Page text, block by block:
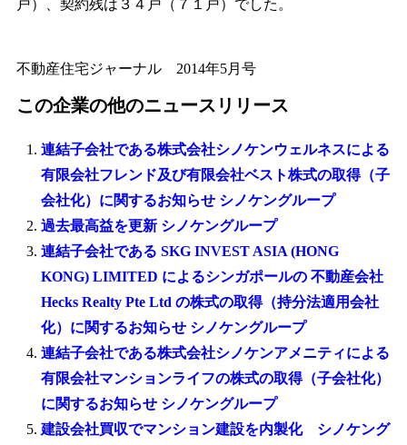
戸）、契約残は３４戸（７１戸）でした。
不動産住宅ジャーナル 2014年5月号
この企業の他のニュースリリース
連結子会社である株式会社シノケンウェルネスによる
有限会社フレンド及び有限会社ベスト株式の取得（子
会社化）に関するお知らせ シノケングループ
過去最高益を更新 シノケングループ
連結子会社である SKG INVEST ASIA (HONG
KONG) LIMITED によるシンガポールの 不動産会社
Hecks Realty Pte Ltd の株式の取得（持分法適用会社
化）に関するお知らせ シノケングループ
連結子会社である株式会社シノケンアメニティによる
有限会社マンションライフの株式の取得（子会社化）
に関するお知らせ シノケングループ
建設会社買収でマンション建設を内製化 シノケング